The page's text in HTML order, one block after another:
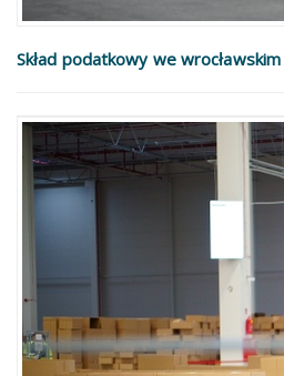
Skład podatkowy we